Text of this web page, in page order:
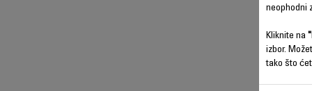
neophodni
Kliknite na
izbor.
tako što